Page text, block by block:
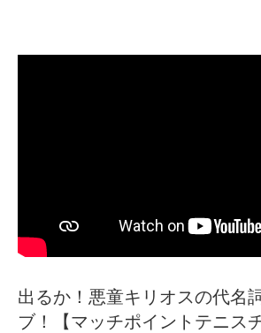
出るか！悪童キリオスの代名
ブ！【マッチポイントテニス